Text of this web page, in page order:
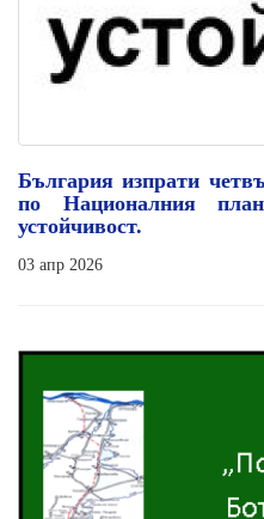
България изпрати
по Националния
устойчивост.
03 апр 2026